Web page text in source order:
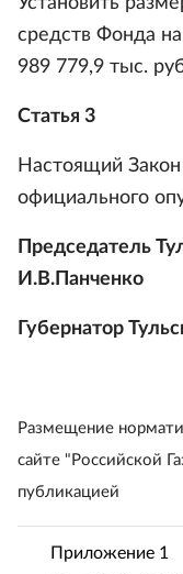
средств Фонда
989 779,9 тыс.
Статья 3
Настоящий Закон
официального
Председатель
И.В.Панченко
Губернатор
Размещение
сайте "Российской
публикацией
Приложение 1